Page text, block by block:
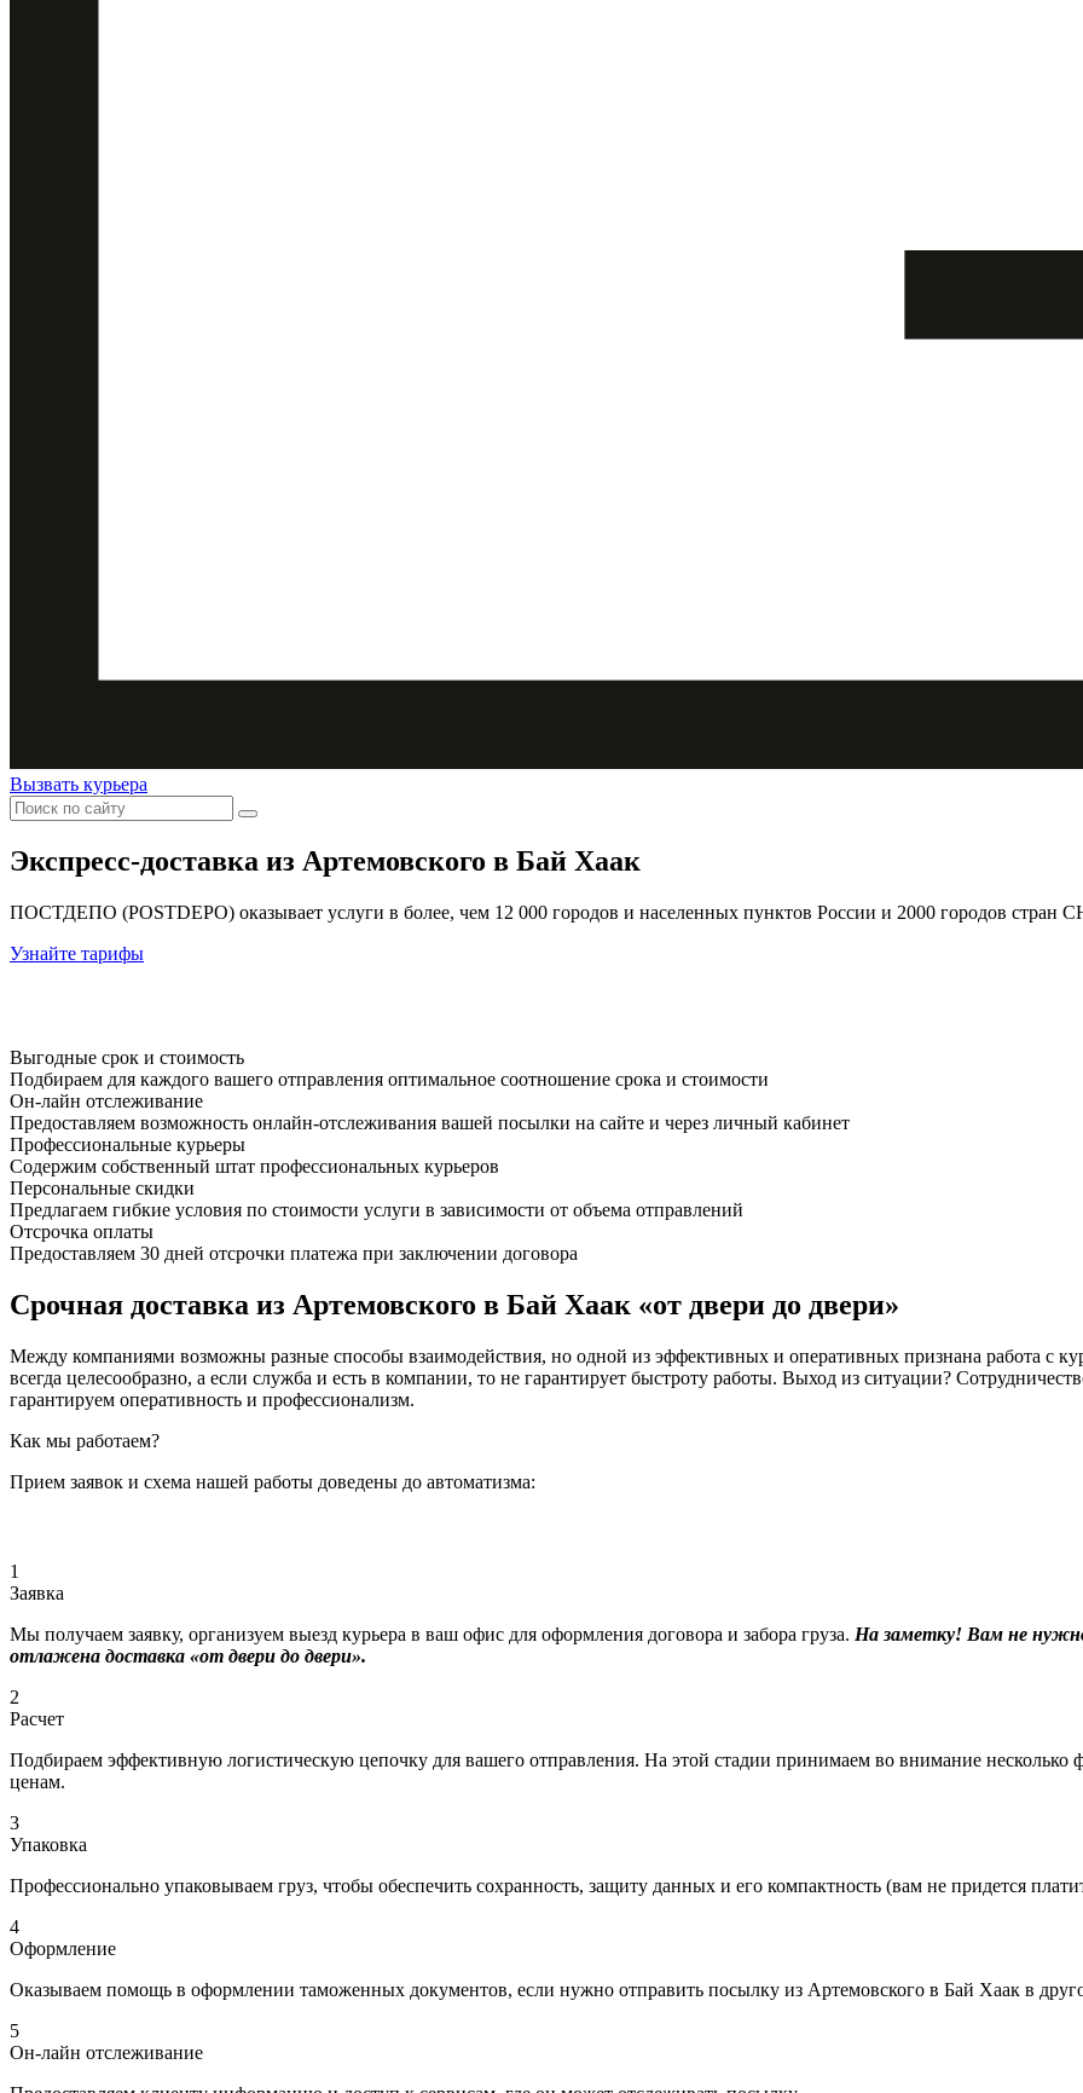
Вызвать курьера
Экспресс-доставка из Артемовского в Бай Хаак
ПОСТДЕПО (POSTDEPO) оказывает услуги в более, чем 12 000 городов и населенных пунктов России и 2000 городов стран
Узнайте тарифы
Выгодные срок и стоимость
Подбираем для каждого вашего отправления оптимальное соотношение срока и стоимости
Он-лайн отслеживание
Предоставляем возможность онлайн-отслеживания вашей посылки на сайте и через личный кабинет
Профессиональные курьеры
Содержим собственный штат профессиональных курьеров
Персональные скидки
Предлагаем гибкие условия по стоимости услуги в зависимости от объема отправлений
Отсрочка оплаты
Предоставляем 30 дней отсрочки платежа при заключении договора
Срочная доставка из Артемовского в Бай Хаак «от двери до двери»
Между компаниями возможны разные способы взаимодействия, но одной из эффективных и оперативных признана работа с
всегда целесообразно, а если служба и есть в компании, то не гарантирует быстроту работы. Выход из ситуации?
гарантируем оперативность и профессионализм.
Как мы работаем?
Прием заявок и схема нашей работы доведены до автоматизма:
1
Заявка
Мы получаем заявку, организуем выезд курьера в ваш офис для оформления договора и забора груза. На заметку! Вам не
отлажена доставка «от двери до двери».
2
Расчет
Подбираем эффективную логистическую цепочку для вашего отправления. На этой стадии принимаем во внимание несколько
ценам.
3
Упаковка
Профессионально упаковываем груз, чтобы обеспечить сохранность, защиту данных и его компактность (вам не придется
4
Оформление
Оказываем помощь в оформлении таможенных документов, если нужно отправить посылку из Артемовского в Бай Хаак в
5
Он-лайн отслеживание